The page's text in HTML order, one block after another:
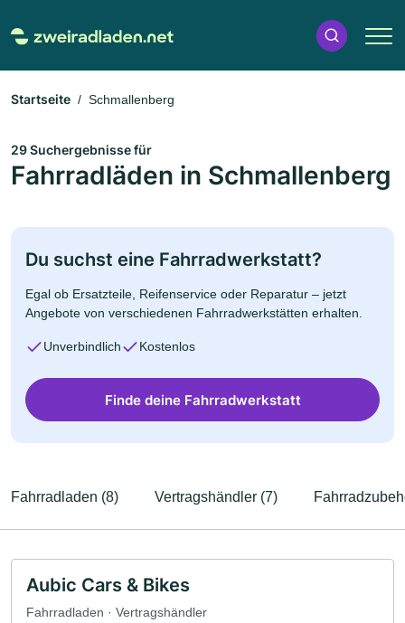
Startseite Schmallenberg
29 Suchergebnisse für
Fahrradläden in Schmallenberg
Du suchst eine Fahrradwerkstatt?
Egal ob Ersatzteile, Reifenservice oder Reparatur – jetzt
Angebote von verschiedenen Fahrradwerkstätten erhalten.
Unverbindlich Kostenlos
Finde deine Fahrradwerkstatt
Fahrradladen (8) Vertragshändler (7)
Aubic Cars & Bikes
Fahrradladen · Vertragshändler